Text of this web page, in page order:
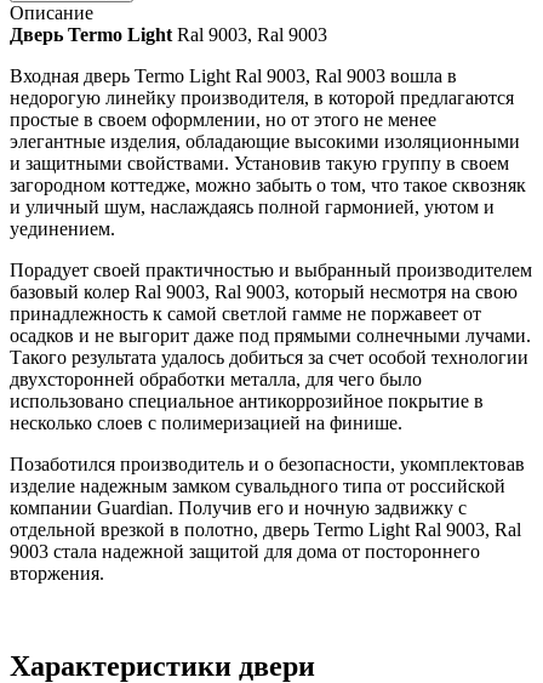
Описание
Дверь Termo Light Ral 9003, Ral 9003
Входная дверь Termo Light Ral 9003, Ral 9003 вошла в
недорогую линейку производителя, в которой предлагаются
простые в своем оформлении, но от этого не менее
элегантные изделия, обладающие высокими изоляционными
и защитными свойствами. Установив такую группу в своем
загородном коттедже, можно забыть о том, что такое сквозняк
и уличный шум, наслаждаясь полной гармонией, уютом и
уединением.
Порадует своей практичностью и выбранный производителем
базовый колер Ral 9003, Ral 9003, который несмотря на свою
принадлежность к самой светлой гамме не поржавеет от
осадков и не выгорит даже под прямыми солнечными лучами.
Такого результата удалось добиться за счет особой технологии
двухсторонней обработки металла, для чего было
использовано специальное антикоррозийное покрытие в
несколько слоев с полимеризацией на финише.
Позаботился производитель и о безопасности, укомплектовав
изделие надежным замком сувальдного типа от российской
компании Guardian. Получив его и ночную задвижку с
отдельной врезкой в полотно, дверь Termo Light Ral 9003, Ral
9003 стала надежной защитой для дома от постороннего
вторжения.
Характеристики двери